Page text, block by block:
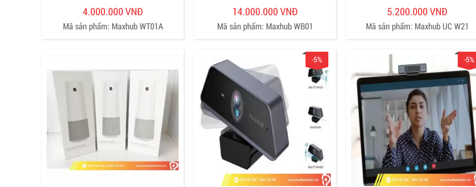
4.000.000 VNĐ
Mã sản phẩm: Maxhub WT01A
14.000.000 VNĐ
Mã sản phẩm: Maxhub WB01
5.200.000 VNĐ
Mã sản phẩm: Maxhub UC W21
-5% -5%